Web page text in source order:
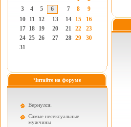
3
4 5 6 7 8
9
10
11 12 13 14 15
16
17
18 19 20 21 22
23
24 25 26 27 28 29
30
31
Читайте на форуме
Вернулся.
Самые несексуальные
мужчины